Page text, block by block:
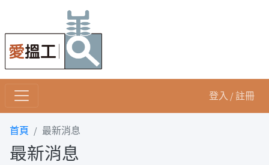
登入 / 註冊
首頁 最新消息
最新消息